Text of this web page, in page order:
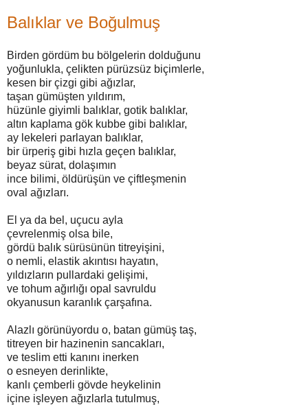
Balıklar ve Boğulmuş
Birden gördüm bu bölgelerin dolduğunu
yoğunlukla, çelikten pürüzsüz biçimlerle,
kesen bir çizgi gibi ağızlar,
taşan gümüşten yıldırım,
hüzünle giyimli balıklar, gotik balıklar,
altın kaplama gök kubbe gibi balıklar,
ay lekeleri parlayan balıklar,
bir ürperiş gibi hızla geçen balıklar,
beyaz sürat, dolaşımın
ince bilimi, öldürüşün ve çiftleşmenin
oval ağızları.
El ya da bel, uçucu ayla
çevrelenmiş olsa bile,
gördü balık sürüsünün titreyişini,
o nemli, elastik akıntısı hayatın,
yıldızların pullardaki gelişimi,
ve tohum ağırlığı opal savruldu
okyanusun karanlık çarşafına.
Alazlı görünüyordu o, batan gümüş taş,
titreyen bir hazinenin sancakları,
ve teslim etti kanını inerken
o esneyen derinlikte,
kanlı çemberli gövde heykelinin
içine işleyen ağızlarla tutulmuş,